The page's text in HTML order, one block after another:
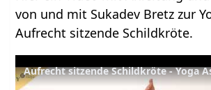
von und mit Sukadev Bretz zur
Aufrecht sitzende Schildkröte.
Aufrecht sitzende Schildkröte - Yoga